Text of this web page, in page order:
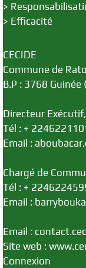
>
> Efficacité
CECIDE
Commune de
B.P : 3768
Directeur
Tél : +
Email :
Chargé de
Tél : +
Email :
Email :
Site web :
Connexion